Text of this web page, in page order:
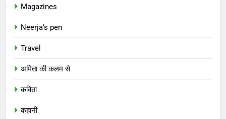
Magazines
Neerja's pen
Travel
अमिता की कलम से
कविता
कहानी